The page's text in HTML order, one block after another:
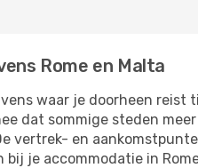
Rome en Malta
waar je doorheen reist
dat sommige steden
vertrek- en
bij je accommodatie in